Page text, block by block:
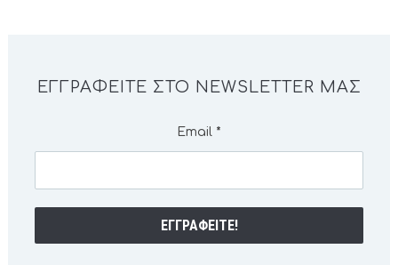
ΕΓΓΡΑΦΕΊΤΕ ΣΤΟ NEWSLETTER ΜΑΣ
Email *